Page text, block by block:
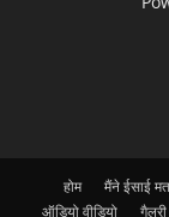
होम मैंने ईसाई
ऑडियो वीडियो
गैलरी